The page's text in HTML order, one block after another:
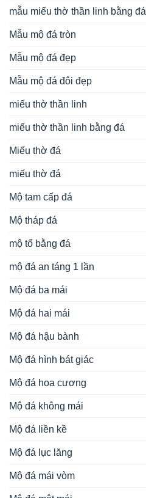
mẫu miếu thờ thần linh bằng đá
Mẫu mộ đá tròn
Mẫu mộ đá đẹp
Mẫu mộ đá đôi đẹp
miếu thờ thần linh
miếu thờ thần linh bằng đá
Miếu thờ đá
miếu thờ đá
Mộ tam cấp đá
Mộ tháp đá
mộ tổ bằng đá
mộ đá an táng 1 lần
Mộ đá ba mái
Mộ đá hai mái
Mộ đá hậu bành
Mộ đá hình bát giác
Mộ đá hoa cương
Mộ đá không mái
Mộ đá liền kề
Mộ đá lục lăng
Mộ đá mái vòm